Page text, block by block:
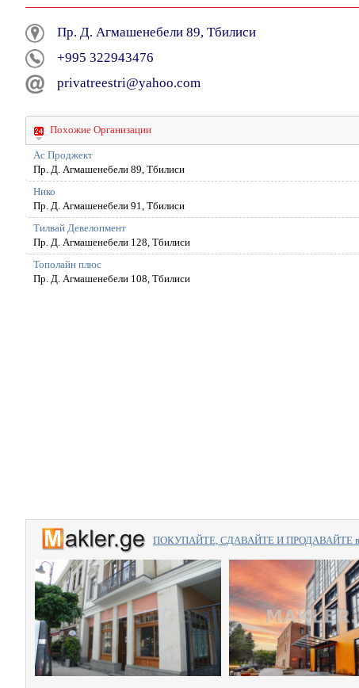
Пр. Д. Агмашенебели 89, Тбилиси
+995 322943476
privatreestri@yahoo.com
Похожие Организации
Ас Проджект
Пр. Д. Агмашенебели 89, Тбилиси
Нико
Пр. Д. Агмашенебели 91, Тбилиси
Тилвай Девелопмент
Пр. Д. Агмашенебели 128, Тбилиси
Тополайн плюс
Пр. Д. Агмашенебели 108, Тбилиси
ПОКУПАЙТЕ, СДАВАЙТЕ И ПРОДАВАЙТЕ